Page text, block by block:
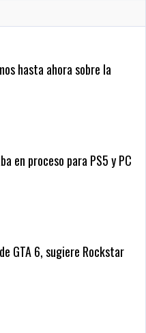
hasta ahora sobre la
en proceso para PS5 y PC
GTA 6, sugiere Rockstar